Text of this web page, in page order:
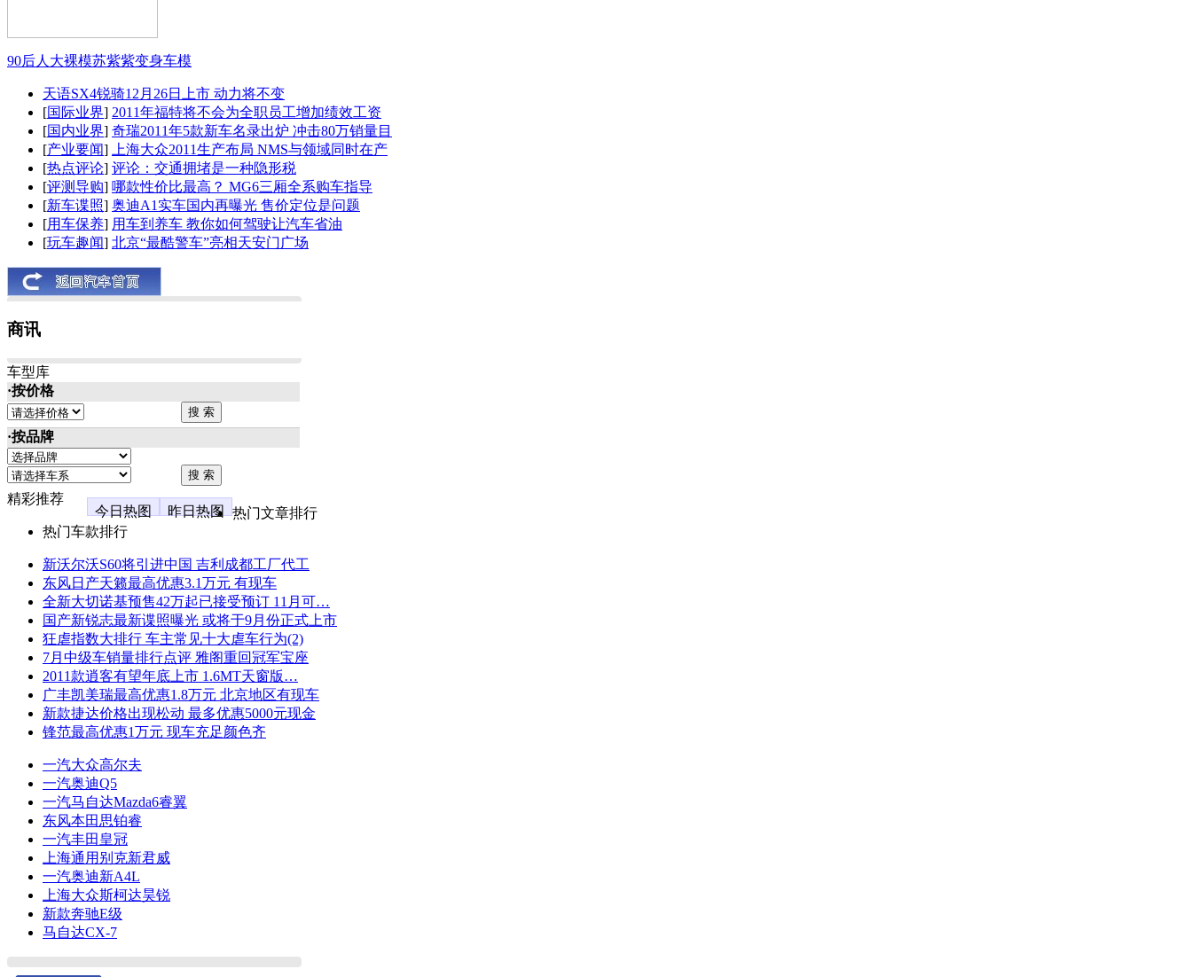
90后人大裸模苏紫紫变身车模
天语SX4锐骑12月26日上市 动力将不变
[国际业界] 2011年福特将不会为全职员工增加绩效工资
[国内业界] 奇瑞2011年5款新车名录出炉 冲击80万销量目
[产业要闻]
上海大众2011生产布局 NMS与领域同时在产
[热点评论] 评论：交通拥堵是一种隐形税
[评测导购] 哪款性价比最高？ MG6三厢全系购车指导
[新车谍照] 奥迪A1实车国内再曝光 售价定位是问题
[用车保养] 用车到养车 教你如何驾驶让汽车省油
[玩车趣闻] 北京“最酷警车”亮相天安门广场
商讯
车型库
·按价格
·按品牌
精彩推荐
今日热图
昨日热图
热门文章排行
热门车款排行
新沃尔沃S60将引进中国 吉利成都工厂代工
东风日产天籁最高优惠3.1万元 有现车
全新大切诺基预售42万起已接受预订 11月可…
国产新锐志最新谍照曝光 或将于9月份正式上市
狂虐指数大排行 车主常见十大虐车行为(2)
7月中级车销量排行点评 雅阁重回冠军宝座
2011款逍客有望年底上市 1.6MT天窗版…
广丰凯美瑞最高优惠1.8万元 北京地区有现车
新款捷达价格出现松动 最多优惠5000元现金
锋范最高优惠1万元 现车充足颜色齐
一汽大众高尔夫
一汽奥迪Q5
一汽马自达Mazda6睿翼
东风本田思铂睿
一汽丰田皇冠
上海通用别克新君威
一汽奥迪新A4L
上海大众斯柯达昊锐
新款奔驰E级
马自达CX-7